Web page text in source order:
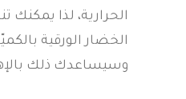
الحرارية، لذا يمكنك
الخضار الورقية
وسيساعدك ذلك